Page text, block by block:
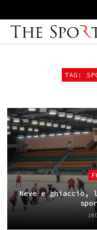
TAG:
Neve e ghiaccio,
19